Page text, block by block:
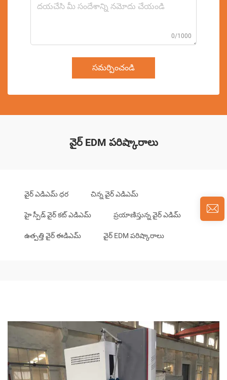
0/1000
సమర్పించండి
వైర్ EDM పరిష్కారాలు
వైర్ ఎడిఎమ్ ధర చిన్న వైర్ ఎడిఎమ్
హై స్పీడ్ వైర్ కట్ ఎడిఎమ్ ప్రయాణిస్తున్న వైర్ ఎడిమ్
ఉత్పత్తి వైర్ ఈడిఎమ్ వైర్ EDM పరిష్కారాలు